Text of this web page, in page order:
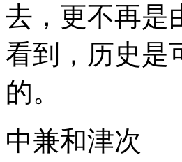
去，更不再是
看到，历史是
的。
中兼和津次